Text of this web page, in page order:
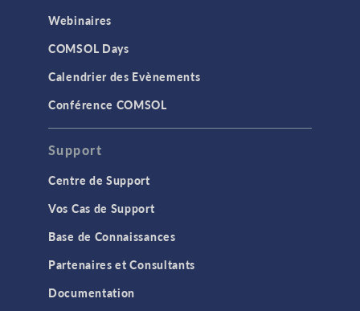
Webinaires
COMSOL Days
Calendrier des Evènements
Conférence COMSOL
Support
Centre de Support
Vos Cas de Support
Base de Connaissances
Partenaires et Consultants
Documentation